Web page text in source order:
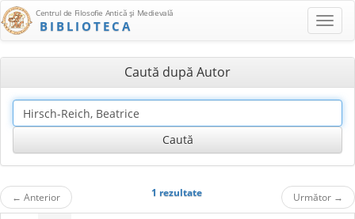
Centrul de Filosofie Antică şi Medievală
BIBLIOTECA
Caută după Autor
← Anterior 1 rezultate Următor →